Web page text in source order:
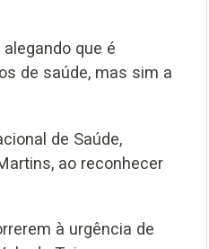
que é
de saúde, mas sim a
de Saúde,
ao reconhecer
à urgência de